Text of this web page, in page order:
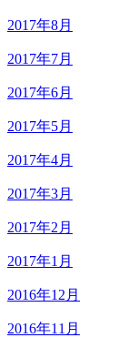
2017年8月
2017年7月
2017年6月
2017年5月
2017年4月
2017年3月
2017年2月
2017年1月
2016年12月
2016年11月